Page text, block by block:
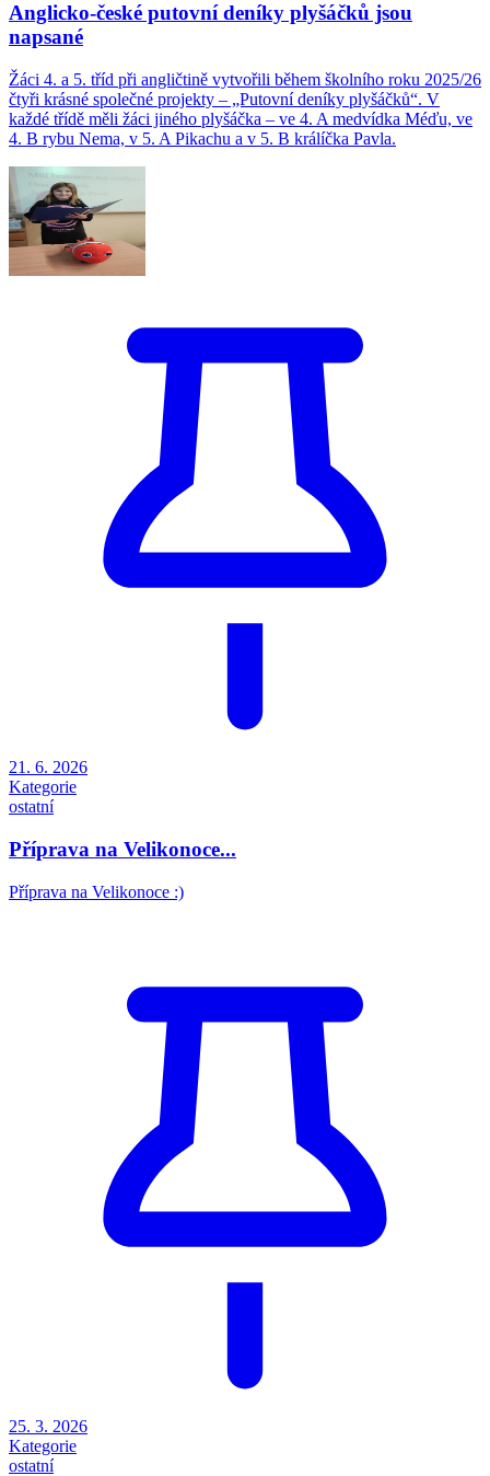
Anglicko-české putovní deníky plyšáčků jsou
napsané
Žáci 4. a 5. tříd při angličtině vytvořili během školního roku 2025/26
čtyři krásné společné projekty – „Putovní deníky plyšáčků“. V
každé třídě měli žáci jiného plyšáčka – ve 4. A medvídka Méďu, ve
4. B rybu Nema, v 5. A Pikachu a v 5. B králíčka Pavla.
21. 6. 2026
Kategorie
ostatní
Příprava na Velikonoce...
Příprava na Velikonoce :)
25. 3. 2026
Kategorie
ostatní